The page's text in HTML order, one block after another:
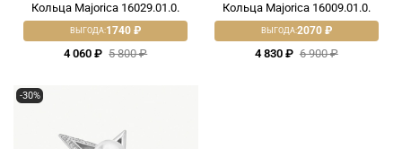
Кольца Majorica 16029.01.0.
4 060 ₽ 5 800 ₽
ВЫГОДА:1740 ₽
Кольца Majorica 16009.01.0.
4 830 ₽ 6 900 ₽
ВЫГОДА:2070 ₽
-30%